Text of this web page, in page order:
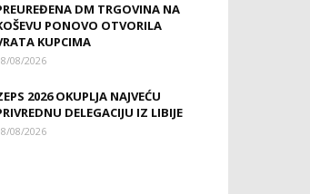
DM TRGOVINA NA
PONOVO OTVORILA
KUPCIMA
08/2026
2026 OKUPLJA NAJVEĆU
DELEGACIJU IZ LIBIJE
08/2026